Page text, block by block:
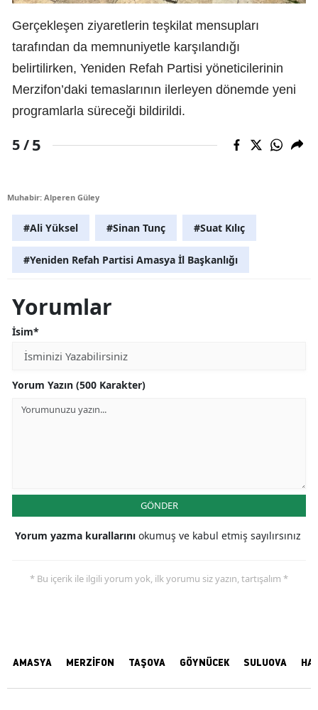
Gerçekleşen ziyaretlerin teşkilat mensupları
tarafından da memnuniyetle karşılandığı
belirtilirken, Yeniden Refah Partisi yöneticilerinin
Merzifon’daki temaslarının ilerleyen dönemde yeni
programlarla süreceği bildirildi.
5 /5
Muhabir: Alperen Güley
#Ali Yüksel #Sinan Tunç #Suat Kılıç
#Yeniden Refah Partisi Amasya İl Başkanlığı
Yorumlar
İsim*
Yorum Yazın (500 Karakter)
GÖNDER
Yorum yazma kurallarını okumuş ve kabul etmiş sayılırsınız
* Bu içerik ile ilgili yorum yok, ilk yorumu siz yazın, tartışalım *
AMASYA MERZİFON TAŞOVA GÖYNÜCEK SULUOVA